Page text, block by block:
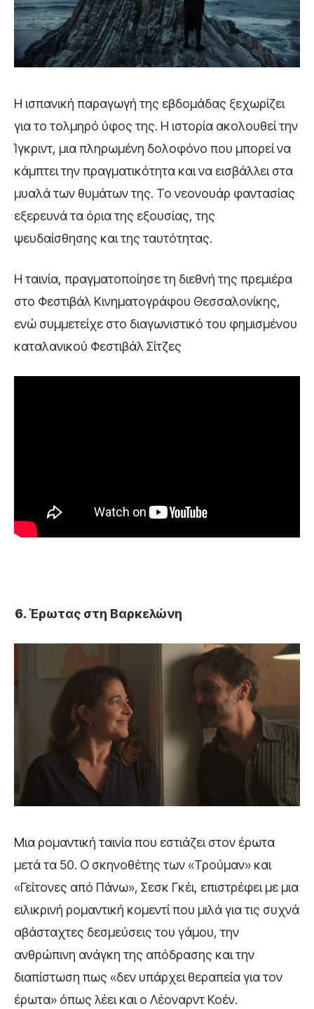
Η ισπανική παραγωγή της εβδομάδας ξεχωρίζει
για το τολμηρό ύφος της. Η ιστορία ακολουθεί την
Ίγκριντ, μια πληρωμένη δολοφόνο που μπορεί να
κάμπτει την πραγματικότητα και να εισβάλλει στα
μυαλά των θυμάτων της. Το νεονουάρ φαντασίας
εξερευνά τα όρια της εξουσίας, της
ψευδαίσθησης και της ταυτότητας.
Η ταινία, πραγματοποίησε τη διεθνή της πρεμιέρα
στο Φεστιβάλ Κινηματογράφου Θεσσαλονίκης,
ενώ συμμετείχε στο διαγωνιστικό του φημισμένου
καταλανικού Φεστιβάλ Σίτζες
Έρωτας στη Βαρκελώνη
Μια ρομαντική ταινία που εστιάζει στον έρωτα
μετά τα 50. Ο σκηνοθέτης των «Τρούμαν» και
«Γείτονες από Πάνω», Σεσκ Γκέι, επιστρέφει με μια
ειλικρινή ρομαντική κομεντί που μιλά για τις συχνά
αβάσταχτες δεσμεύσεις του γάμου, την
ανθρώπινη ανάγκη της απόδρασης και την
διαπίστωση πως «δεν υπάρχει θεραπεία για τον
έρωτα» όπως λέει και ο Λέοναρντ Κοέν.